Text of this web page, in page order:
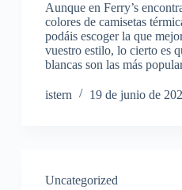
Aunque en Ferry’s
colores de camisetas
podáis escoger la que
vuestro estilo, lo cierto es
blancas son las más
istern 19 de junio de
Uncategorized